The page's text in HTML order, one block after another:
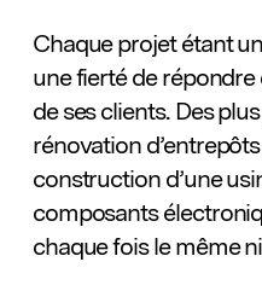
Chaque projet étant
une fierté de
de ses clients. Des
rénovation
construction d’une
composants
chaque fois le même